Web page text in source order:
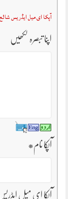
آپکا ای میل ایڈریس
اپنا تبصرہ لکھیں
آپکا نام*
آپکا ای میل